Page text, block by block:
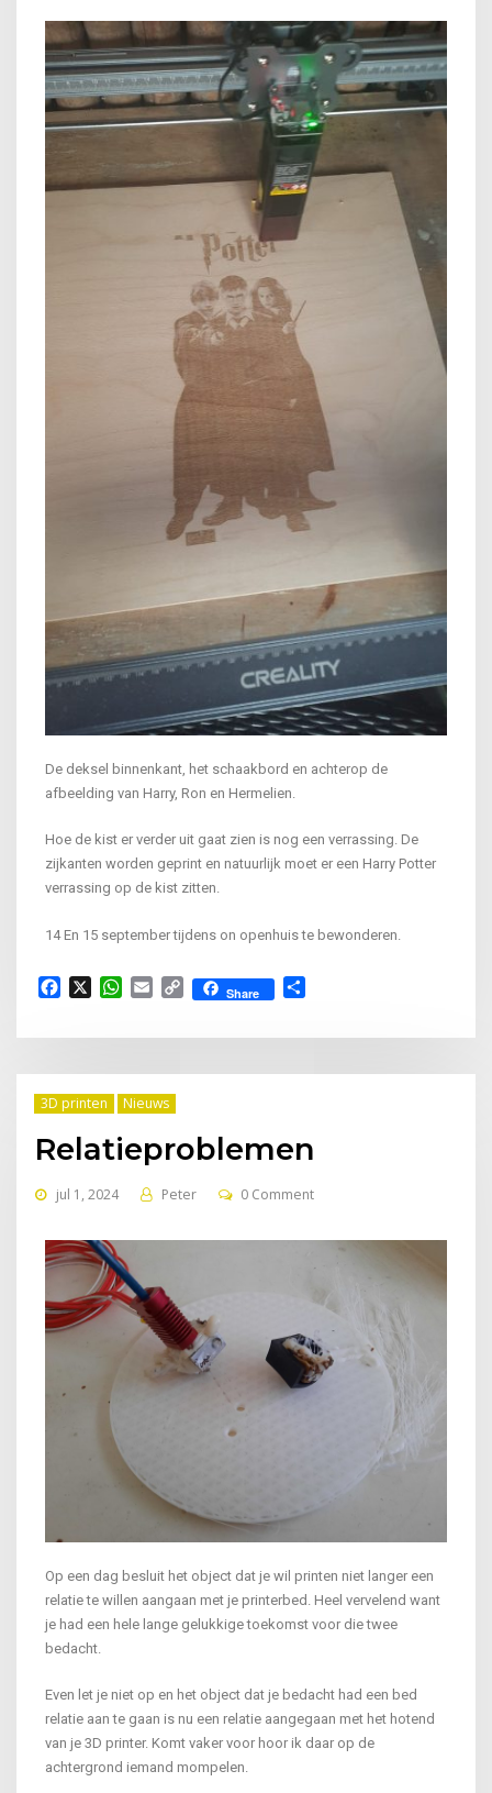
De deksel binnenkant, het schaakbord en achterop de
afbeelding van Harry, Ron en Hermelien.
Hoe de kist er verder uit gaat zien is nog een verrassing. De
zijkanten worden geprint en natuurlijk moet er een Harry Potter
verrassing op de kist zitten.
14 En 15 september tijdens on openhuis te bewonderen.
FacebookWhatsApp
EmailCopy Share
3D printen Nieuws
Relatieproblemen
jul 1, 2024 Peter 0 Comment
Op een dag besluit het object dat je wil printen niet langer een
relatie te willen aangaan met je printerbed. Heel vervelend want
je had een hele lange gelukkige toekomst voor die twee
bedacht.
Even let je niet op en het object dat je bedacht had een bed
relatie aan te gaan is nu een relatie aangegaan met het hotend
van je 3D printer. Komt vaker voor hoor ik daar op de
achtergrond iemand mompelen.